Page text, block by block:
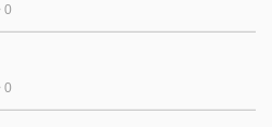
0
0